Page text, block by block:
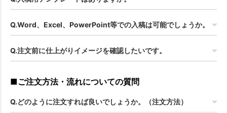
Q.Word、Excel、PowerPoint等での入稿は可能でしょうか。
Q.注文前に仕上がりイメージを確認したいです。
■ご注文方法・流れについての質問
Q.どのように注文すれば良いでしょうか。（注文方法）